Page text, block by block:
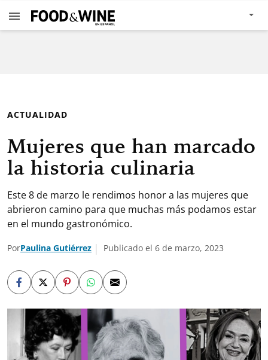
ACTUALIDAD
Mujeres que han marcado
la historia culinaria
Este 8 de marzo le rendimos honor a las mujeres que
abrieron camino para que muchas más podamos estar
en el mundo gastronómico.
PorPaulina Gutiérrez Publicado el 6 de marzo, 2023